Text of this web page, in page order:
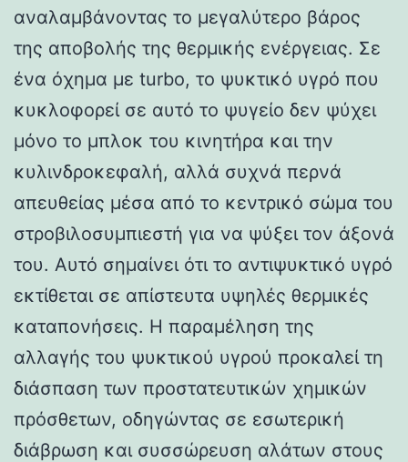
αναλαμβάνοντας το μεγαλύτερο βάρος
της αποβολής της θερμικής ενέργειας. Σε
ένα όχημα με turbo, το ψυκτικό υγρό που
κυκλοφορεί σε αυτό το ψυγείο δεν ψύχει
μόνο το μπλοκ του κινητήρα και την
κυλινδροκεφαλή, αλλά συχνά περνά
απευθείας μέσα από το κεντρικό σώμα του
στροβιλοσυμπιεστή για να ψύξει τον άξονά
του. Αυτό σημαίνει ότι το αντιψυκτικό υγρό
εκτίθεται σε απίστευτα υψηλές θερμικές
καταπονήσεις. Η παραμέληση της
αλλαγής του ψυκτικού υγρού προκαλεί τη
διάσπαση των προστατευτικών χημικών
πρόσθετων, οδηγώντας σε εσωτερική
διάβρωση και συσσώρευση αλάτων στους